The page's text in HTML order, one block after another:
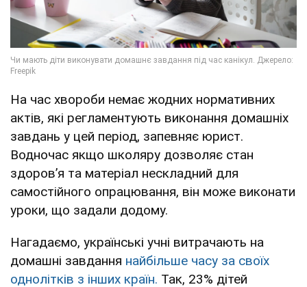
На час хвороби немає жодних нормативних
актів, які регламентують виконання домашніх
завдань у цей період, запевняє юрист.
Водночас якщо школяру дозволяє стан
здоровʼя та матеріал нескладний для
самостійного опрацювання, він може виконати
уроки, що задали додому.
Нагадаємо, українські учні витрачають на
домашні завдання найбільше часу за своїх
однолітків з інших країн. Так, 23% дітей